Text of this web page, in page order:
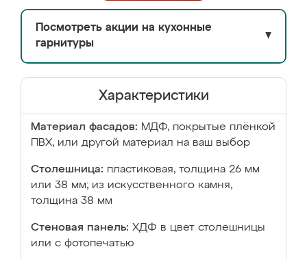
Посмотреть акции на кухонные
гарнитуры
▼
Характеристики
Материал фасадов: МДФ, покрытые плёнкой
ПВХ, или другой материал на ваш выбор
Столешница: пластиковая, толщина 26 мм
или 38 мм; из искусственного камня,
толщина 38 мм
Стеновая панель: ХДФ в цвет столешницы
или с фотопечатью